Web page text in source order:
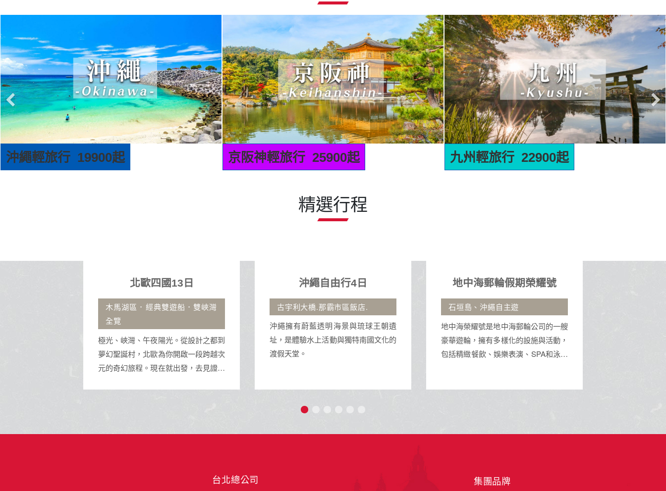
京阪神輕旅行 25900起 九州輕旅行 22900起 名古屋輕旅行 22900起
精選行程
沖繩自由行4日
古宇利大橋.那霸市區飯店.
沖繩擁有蔚藍透明海景與琉球王朝遺
址，是體驗水上活動與獨特南國文化的
渡假天堂。
地中海郵輪假期榮耀號
石垣島、沖繩自主遊
地中海榮耀號是地中海郵輪公司的一艘
豪華遊輪，擁有多樣化的設施與活動，
包括精緻餐飲、娛樂表演、SPA和泳池
峴港５日
無購物站、印象會安秀、巴拿山
佛手
峴港是越南中部的港口城市，以美溪沙
灘、巴拿山佛手大橋及古老的神聖五行
台北總公司 集團品牌